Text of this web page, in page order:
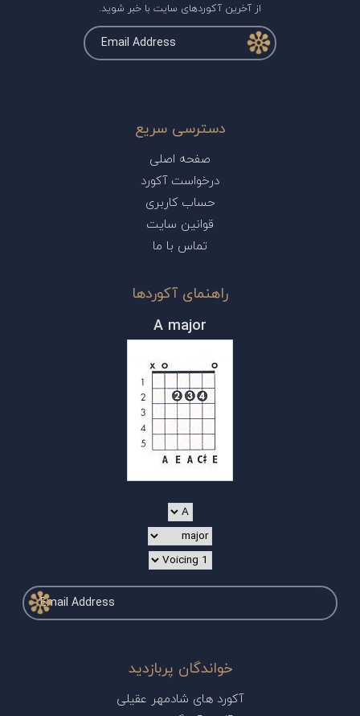
از آخرین آکوردهای سایت با خبر شوید.
دسترسی سریع
صفحه اصلی
درخواست آکورد
حساب کاربری
قوانین سایت
تماس با ما
راهنمای آکوردها
A major
خواندگان پربازدید
آکورد های شادمهر عقیلی